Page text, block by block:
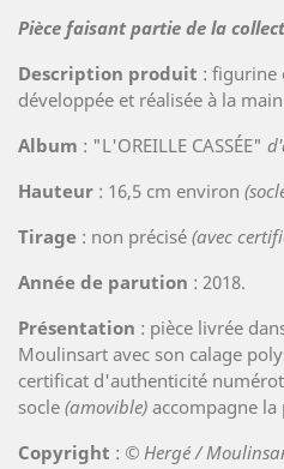
Pièce faisant partie de la
Description produit : figurine
développée et réalisée à la
Album : "L'OREILLE CASSÉE"
Hauteur : 16,5 cm environ
Tirage : non précisé (avec
Année de parution : 2018.
Présentation : pièce livrée
Moulinsart avec son calage
certificat d'authenticité
socle (amovible) accompagne la
Copyright : © Hergé /